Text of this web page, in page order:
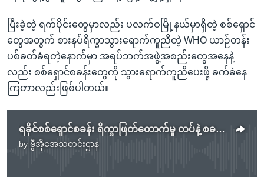
ပြီးခဲ့တဲ့ ရက်ပိုင်းတွေမှာလည်း ပလက်ဝမြို့နယ်မှာရှိတဲ့ စစ်ရှောင်
တွေအတွက် စားနပ်ရိက္ခာသွားရောက်ကူညီတဲ့ WHO ယာဉ်တန်း
ပစ်ခတ်ခံရတဲ့နောက်မှာ အရပ်ဘက်အဖွဲ့အစည်းတွေအနေနဲ့
လည်း စစ်ရှောင်စခန်းတွေကို သွားရောက်ကူညီပေးဖို့ ခက်ခဲနေ
ကြတာလည်းဖြစ်ပါတယ်။
ရခိုင်စစ်ရှောင်စခန်း ရိက္ခာဖြတ်တောက်မှု တပ်နဲ့ စခန်းတာဝန်ခံတွေပြောဆိုချက် ကွဲလွဲ
by ဗွီအိုအေသတင်းဌာန
No media source currently available